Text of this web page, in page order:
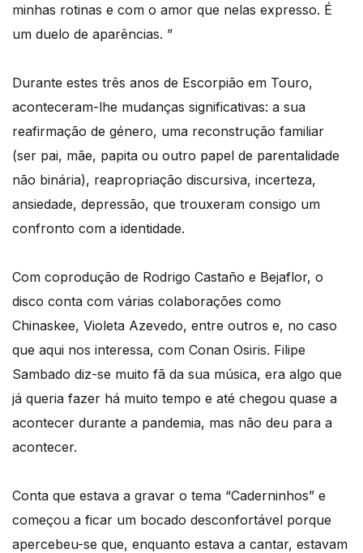
minhas rotinas e com o amor que nelas expresso. É
um duelo de aparências. ”
Durante estes três anos de Escorpião em Touro,
aconteceram-lhe mudanças significativas: a sua
reafirmação de género, uma reconstrução familiar
(ser pai, mãe, papita ou outro papel de parentalidade
não binária), reapropriação discursiva, incerteza,
ansiedade, depressão, que trouxeram consigo um
confronto com a identidade.
Com coprodução de Rodrigo Castaño e Bejaflor, o
disco conta com várias colaborações como
Chinaskee, Violeta Azevedo, entre outros e, no caso
que aqui nos interessa, com Conan Osiris. Filipe
Sambado diz-se muito fã da sua música, era algo que
já queria fazer há muito tempo e até chegou quase a
acontecer durante a pandemia, mas não deu para a
acontecer.
Conta que estava a gravar o tema “Caderninhos” e
começou a ficar um bocado desconfortável porque
apercebeu-se que, enquanto estava a cantar, estavam